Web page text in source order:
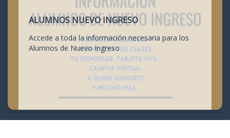
ALUMNOS NUEVO INGRESO
Accede a toda la información necesaria para los
Alumnos de Nuevo Ingreso